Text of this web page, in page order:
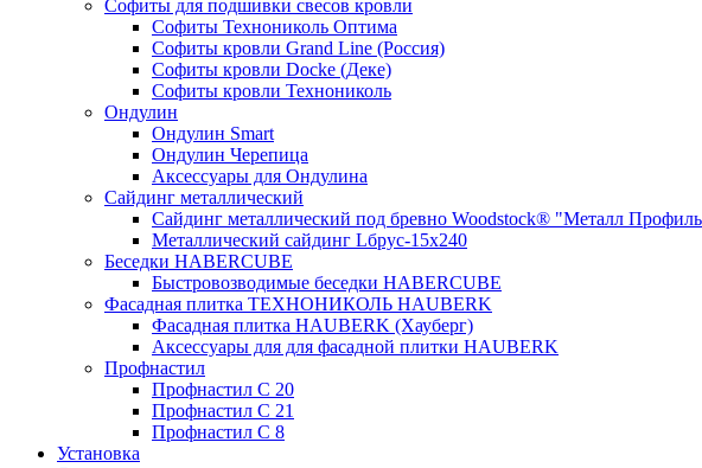
Софиты для подшивки свесов кровли
Софиты Технониколь Оптима
Софиты кровли Grand Line (Россия)
Софиты кровли Docke (Деке)
Софиты кровли Технониколь
Ондулин
Ондулин Smart
Ондулин Черепица
Аксессуары для Ондулина
Сайдинг металлический
Сайдинг металлический под бревно Woodstock® "Металл
Металлический сайдинг Lбрус-15х240
Беседки HABERCUBE
Быстровозводимые беседки HABERCUBE
Фасадная плитка ТЕХНОНИКОЛЬ HAUBERK
Фасадная плитка HAUBERK (Хауберг)
Аксессуары для для фасадной плитки HAUBERK
Профнастил
Профнастил С 20
Профнастил С 21
Профнастил С 8
Установка